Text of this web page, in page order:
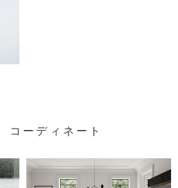
コーディネート